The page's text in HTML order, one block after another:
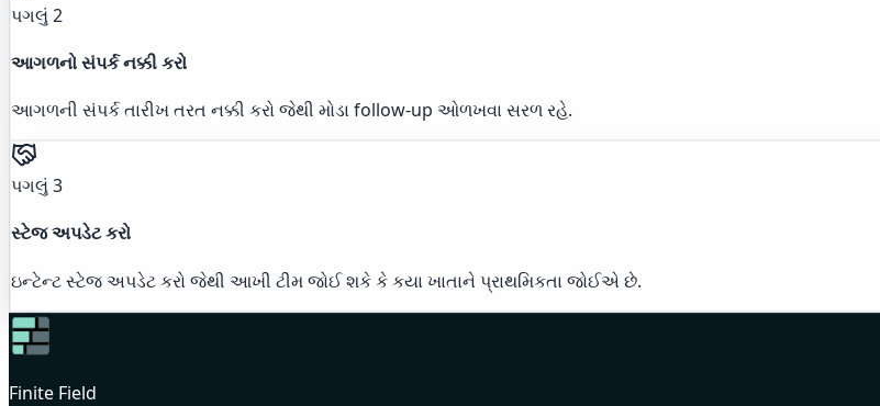
પગલું 2
આગળનો સંપર્ક નક્કી કરો
આગળની સંપર્ક તારીખ તરત નક્કી કરો જેથી મોડા follow-up ઓળખવા સરળ રહે.
પગલું 3
સ્ટેજ અપડેટ કરો
ઇન્ટેન્ટ સ્ટેજ અપડેટ કરો જેથી આખી ટીમ જોઈ શકે કે કયા ખાતાને પ્રાથમિકતા જોઈએ છે.
Finite Field